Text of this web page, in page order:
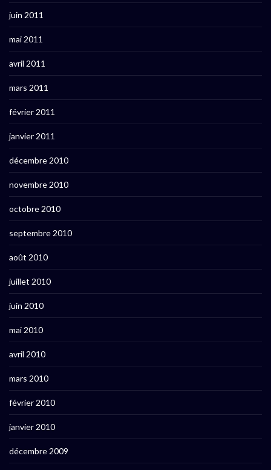
juin 2011
mai 2011
avril 2011
mars 2011
février 2011
janvier 2011
décembre 2010
novembre 2010
octobre 2010
septembre 2010
août 2010
juillet 2010
juin 2010
mai 2010
avril 2010
mars 2010
février 2010
janvier 2010
décembre 2009